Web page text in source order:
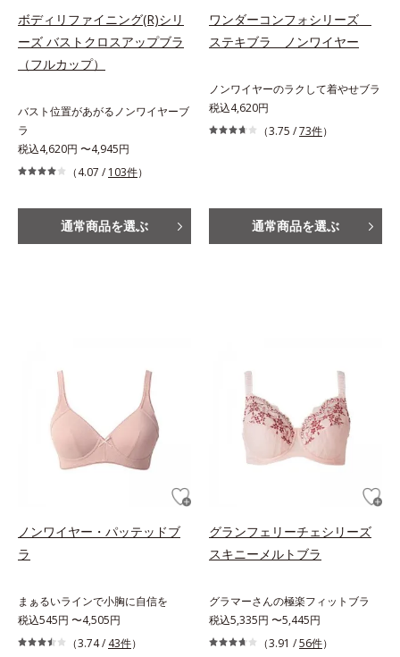
ボディリファイニング(R)シリ
ーズ バストクロスアップブラ
（フルカップ）
バスト位置があがるノンワイヤーブ
ラ
税込4,620円 〜4,945円
（4.07 / 103件）
通常商品を選ぶ
ワンダーコンフォシリーズ
ステキブラ ノンワイヤー
ノンワイヤーのラクして着やせブラ
税込4,620円
（3.75 /73件）
通常商品を選ぶ
ノンワイヤー・パッテッドブ
ラ
まぁるいラインで小胸に自信を
税込545円 〜4,505円
（3.74 / 43件）
グランフェリーチェシリーズ
スキニーメルトブラ
グラマーさんの極楽フィットブラ
税込5,335円 〜5,445円
（3.91 /56件）